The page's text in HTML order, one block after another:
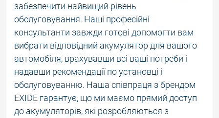
забезпечити найвищий рівень
обслуговування. Наші професійні
консультанти завжди готові допомогти вам
вибрати відповідний акумулятор для вашого
автомобіля, врахувавши всі ваші потреби і
надавши рекомендації по установці і
обслуговуванню. Наша співпраця з брендом
EXIDE гарантує, що ми маємо прямий доступ
до акумуляторів, які розробляються з